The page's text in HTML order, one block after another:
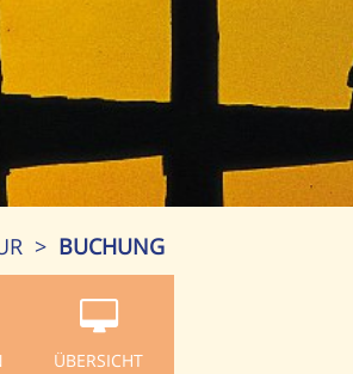
> BUCHUNG
ÜBERSICHT